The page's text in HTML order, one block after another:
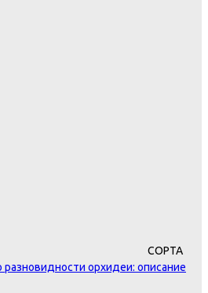
СОРТА
орхидеи: описание